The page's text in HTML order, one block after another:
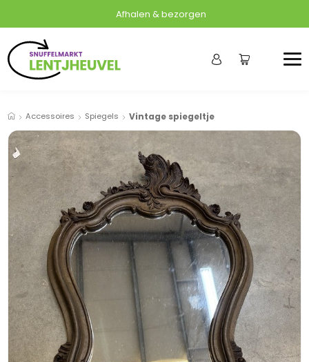
Afhalen & bezorgen
Accessoires Spiegels Vintage spiegeltje